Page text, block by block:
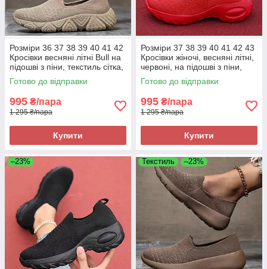
Розміри 36 37 38 39 40 41 42
Кросівки весняні літні Bull на
підошві з піни, текстиль сітка,
хакі бежеві, легкі та зручні
Готово до відправки
995 ₴/пара
1 295 ₴/пара
Купити
Розміри 37 38 39 40 41 42 43
Кросівки жіночі, весняні літні,
червоні, на підошві з піни,
текстиль, легкі та зручні
Готово до відправки
995 ₴/пара
1 295 ₴/пара
Купити
–23% Текстиль –23%